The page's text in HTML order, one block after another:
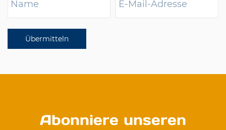
Übermitteln
Abonniere unseren